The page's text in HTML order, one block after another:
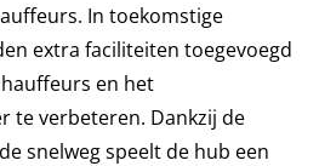
In toekomstige
extra faciliteiten toegevoegd
en het
te verbeteren. Dankzij de
snelweg speelt de hub een